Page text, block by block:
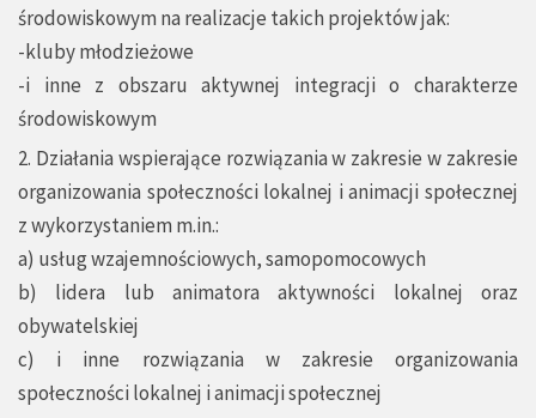
środowiskowym na realizacje takich projektów jak:
-kluby młodzieżowe
-i inne z obszaru aktywnej integracji o charakterze
środowiskowym
2. Działania wspierające rozwiązania w zakresie w zakresie
organizowania społeczności lokalnej i animacji społecznej
z wykorzystaniem m.in.:
a) usług wzajemnościowych, samopomocowych
b) lidera lub animatora aktywności lokalnej oraz
obywatelskiej
c) i inne rozwiązania w zakresie organizowania
społeczności lokalnej i animacji społecznej